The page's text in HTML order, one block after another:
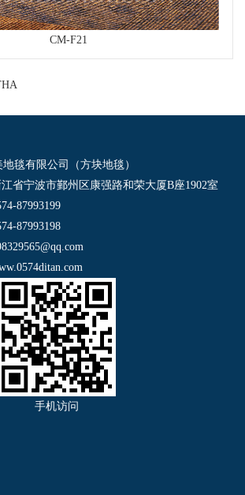
CM-F21
CM-F系列
毯有限公司（方块地毯）
省宁波市鄞州区康强路和荣大厦B座1902室
87993199
87993198
手机访问